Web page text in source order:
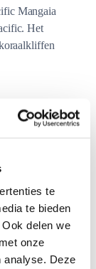
te
te bieden
delen we
onze
analyse. Deze
Mangaia
Het